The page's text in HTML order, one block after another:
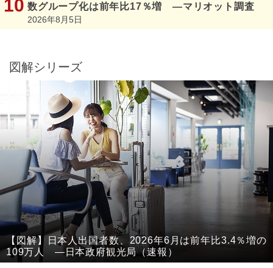
数グループ化は前年比17％増 ―マリオット調査
2026年8月5日
図解シリーズ
【図解】日本人出国者数、2026年6月は前年比3.4％増の
109万人 ―日本政府観光局（速報）